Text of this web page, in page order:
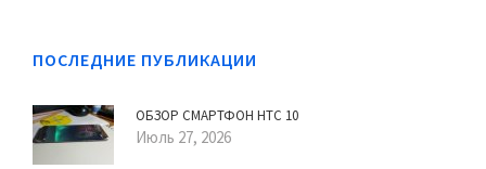
ПОСЛЕДНИЕ ПУБЛИКАЦИИ
ОБЗОР СМАРТФОН HTC 10
Июль 27, 2026